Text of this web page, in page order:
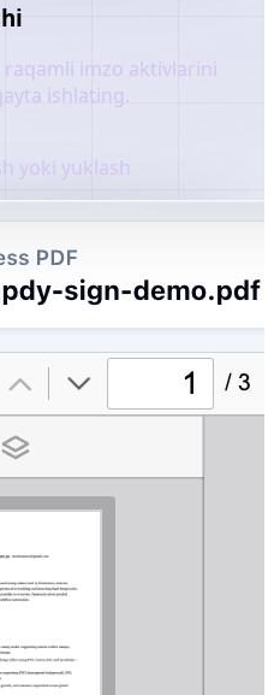
imzo aktivlarini
ishlating.
yoki yuklash